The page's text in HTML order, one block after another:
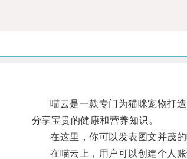
喵云是一款专门为猫咪宠物打造
分享宝贵的健康和营养知识。
在这里，你可以发表图文并茂的
在喵云上，用户可以创建个人账